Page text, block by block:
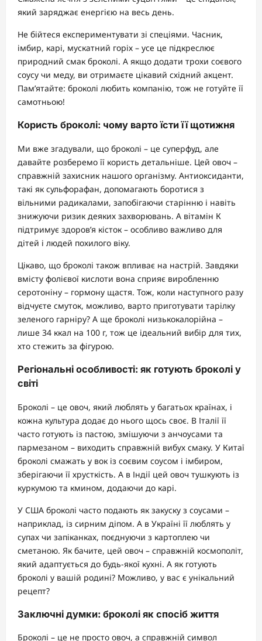
який заряджає енергією на весь день.
Не бійтеся експериментувати зі спеціями. Часник,
імбир, карі, мускатний горіх – усе це підкреслює
природний смак броколі. А якщо додати трохи соєвого
соусу чи меду, ви отримаєте цікавий східний акцент.
Пам’ятайте: броколі любить компанію, тож не готуйте її
самотньою!
Користь броколі: чому варто їсти її щотижня
Ми вже згадували, що броколі – це суперфуд, але
давайте розберемо її користь детальніше. Цей овоч –
справжній захисник нашого організму. Антиоксиданти,
такі як сульфорафан, допомагають боротися з
вільними радикалами, запобігаючи старінню і навіть
знижуючи ризик деяких захворювань. А вітамін К
підтримує здоров’я кісток – особливо важливо для
дітей і людей похилого віку.
Цікаво, що броколі також впливає на настрій. Завдяки
вмісту фолієвої кислоти вона сприяє виробленню
серотоніну – гормону щастя. Тож, коли наступного разу
відчуєте смуток, можливо, варто приготувати тарілку
зеленого гарніру? А ще броколі низькокалорійна –
лише 34 ккал на 100 г, тож це ідеальний вибір для тих,
хто стежить за фігурою.
Регіональні особливості: як готують броколі у
світі
Броколі – це овоч, який люблять у багатьох країнах, і
кожна культура додає до нього щось своє. В Італії її
часто готують із пастою, змішуючи з анчоусами та
пармезаном – виходить справжній вибух смаку. У Китаї
броколі смажать у вок із соєвим соусом і імбиром,
зберігаючи її хрусткість. А в Індії цей овоч тушкують із
куркумою та кмином, додаючи до карі.
У США броколі часто подають як закуску з соусами –
наприклад, із сирним діпом. А в Україні її люблять у
супах чи запіканках, поєднуючи з картоплею чи
сметаною. Як бачите, цей овоч – справжній космополіт,
який адаптується до будь-якої кухні. А як готують
броколі у вашій родині? Можливо, у вас є унікальний
рецепт?
Заключні думки: броколі як спосіб життя
Броколі – це не просто овоч, а справжній символ